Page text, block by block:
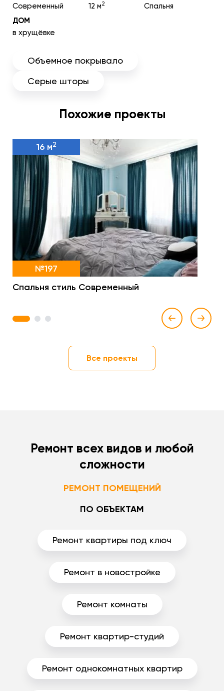
Современный
12 м2
Спальня
ДОМ
в хрущёвке
Объемное покрывало
Серые шторы
Похожие проекты
16 м2
№197
Спальня стиль Современный
1 2 3
Все проекты
Ремонт всех видов и любой
сложности
РЕМОНТ ПОМЕЩЕНИЙ
ПО ОБЪЕКТАМ
Ремонт квартиры под ключ
Ремонт в новостройке
Ремонт комнаты
Ремонт квартир-студий
Ремонт однокомнатных квартир